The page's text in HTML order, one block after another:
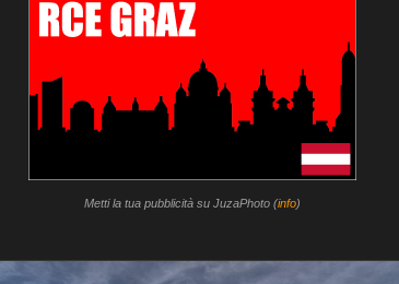
Metti la tua pubblicità su JuzaPhoto (info)